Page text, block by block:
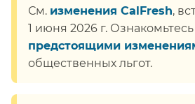
См. изменения CalFresh,
1 июня 2026 г. Ознакомьтесь
предстоящими
общественных льгот.​​